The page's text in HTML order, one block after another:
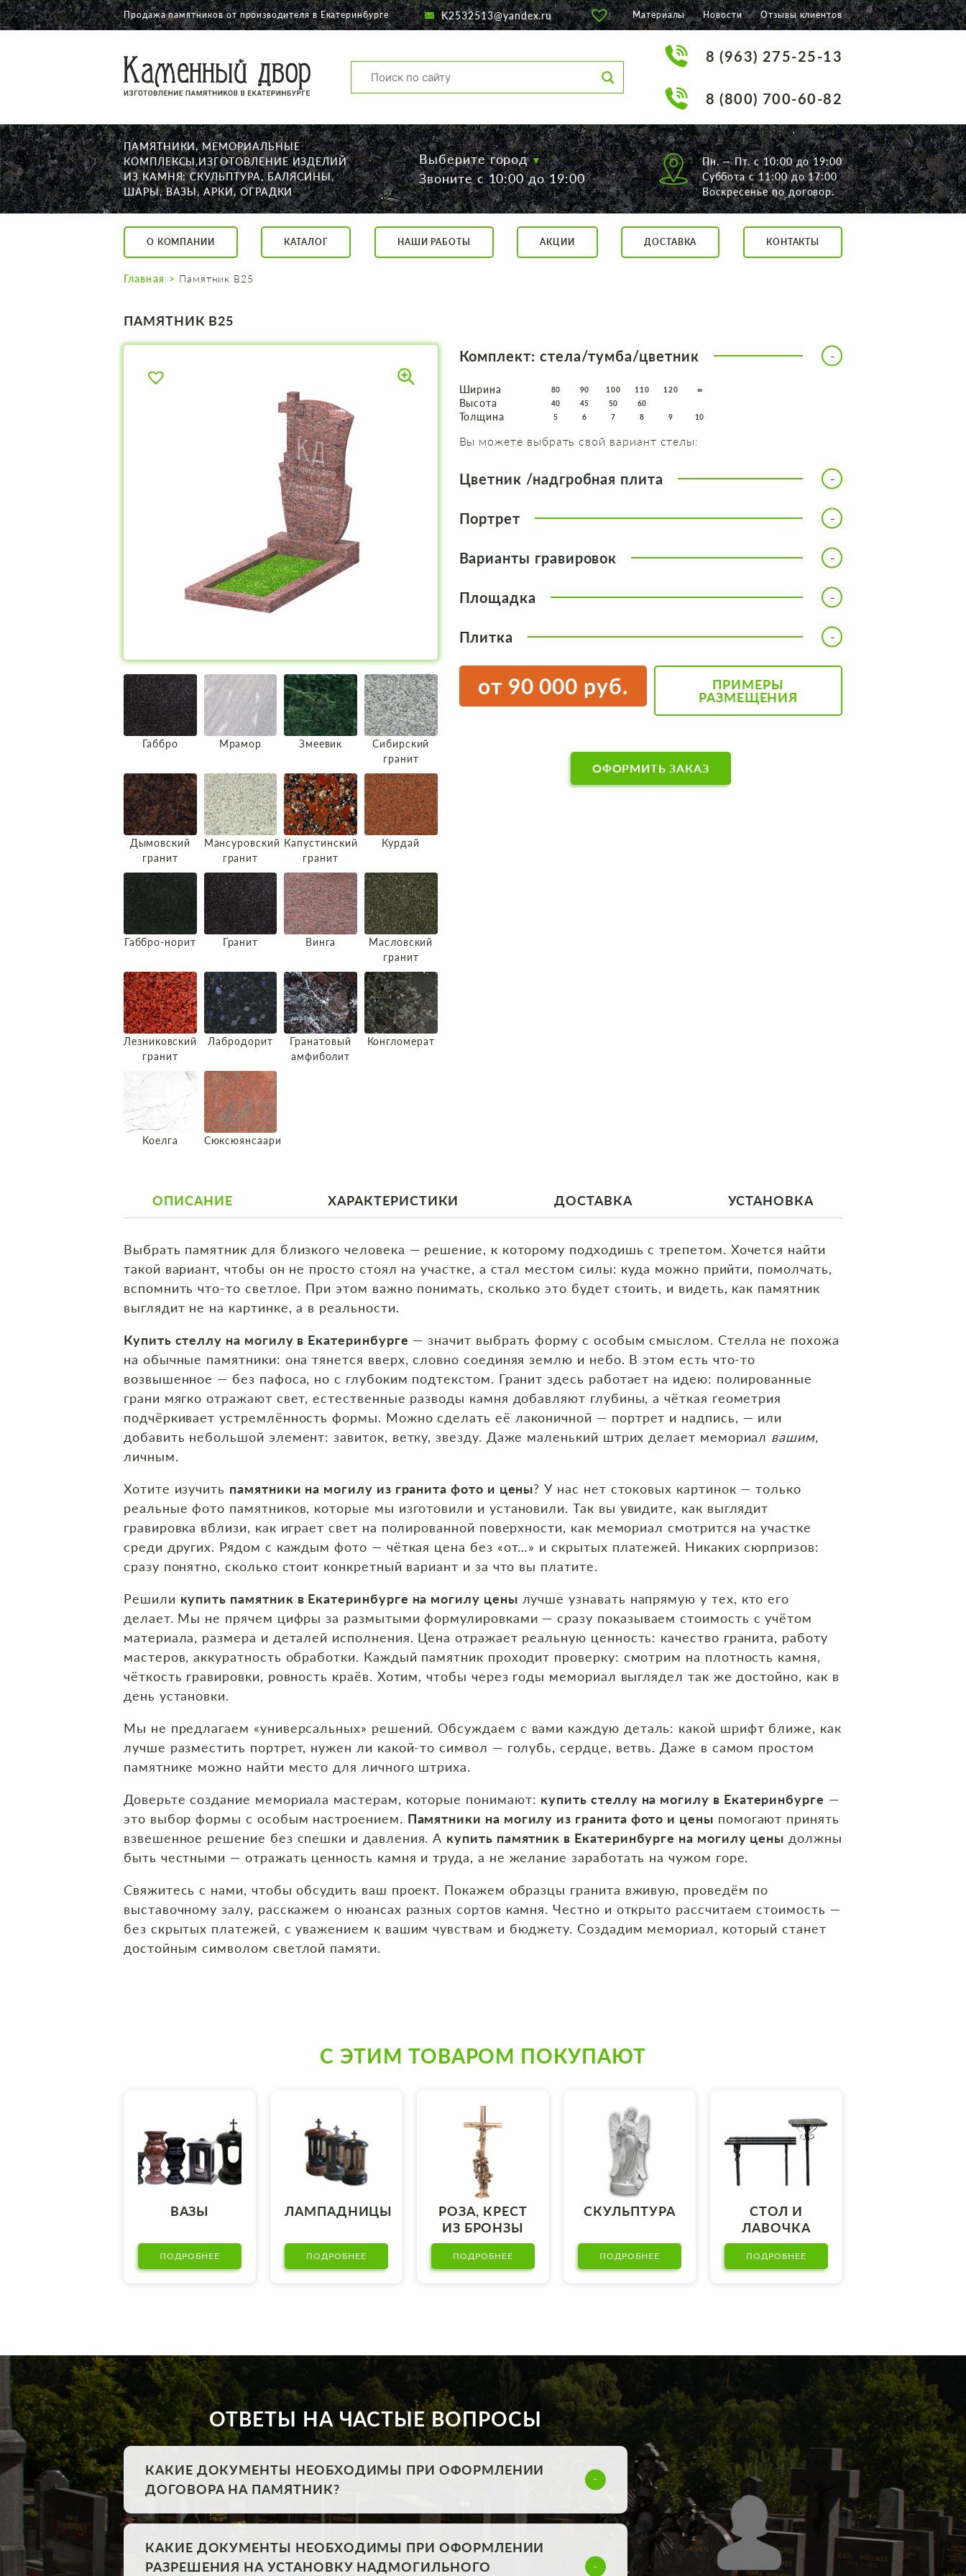
О КОМПАНИИ
КАТАЛОГ
НАШИ РАБОТЫ
АКЦИИ
ДОСТАВКА
КОНТАКТЫ
K2532513@yandex.ru
Екатеринбург, Щорса, 56
Суббота с 11:00 до 17:00
Продажа памятников от производителя в Екатеринбурге K2532513@yandex.ru Материалы Новости Отзывы клиентов
8 (963) 275-25-13
8 (800) 700-60-82
ПАМЯТНИКИ, МЕМОРИАЛЬНЫЕ
КОМПЛЕКСЫ,ИЗГОТОВЛЕНИЕ ИЗДЕЛИЙ
ИЗ КАМНЯ: СКУЛЬПТУРА, БАЛЯСИНЫ,
ШАРЫ, ВАЗЫ, АРКИ, ОГРАДКИ
Выберите город
Звоните с 10:00 до 19:00
Пн. — Пт. с 10:00 до 19:00
Суббота с 11:00 до 17:00
Воскресенье по договор.
О КОМПАНИИ КАТАЛОГ НАШИ РАБОТЫ АКЦИИ ДОСТАВКА КОНТАКТЫ
Главная Памятник В25
ПАМЯТНИК В25
Габбро Мрамор Змеевик
Сибирский
гранит
Дымовский
гранит
Мансуровский
гранит
Капустинский
гранит
Курдай
Габбро-норит Гранит Винга
Масловский
гранит
Лезниковский
гранит
Лабродорит
Гранатовый
амфиболит
Конгломерат
Коелга Сюксюянсаари
Комплект: стела/тумба/цветник
Ширина 80 90 100 110 120 ∞
Высота 40 45 50 60
Толщина 5 6 7 8 9 10
Вы можете выбрать свой вариант стелы:
Цветник /надгробная плита
Портрет
Варианты гравировок
Площадка
Плитка
от 90 000 руб.
ПРИМЕРЫ
РАЗМЕЩЕНИЯ
ОФОРМИТЬ ЗАКАЗ
ОПИСАНИЕ ХАРАКТЕРИСТИКИ ДОСТАВКА УСТАНОВКА
Выбрать памятник для близкого человека — решение, к которому подходишь с трепетом. Хочется найти
такой вариант, чтобы он не просто стоял на участке, а стал местом силы: куда можно прийти, помолчать,
вспомнить что‑то светлое. При этом важно понимать, сколько это будет стоить, и видеть, как памятник
выглядит не на картинке, а в реальности.
Купить стеллу на могилу в Екатеринбурге — значит выбрать форму с особым смыслом. Стелла не похожа
на обычные памятники: она тянется вверх, словно соединяя землю и небо. В этом есть что‑то
возвышенное — без пафоса, но с глубоким подтекстом. Гранит здесь работает на идею: полированные
грани мягко отражают свет, естественные разводы камня добавляют глубины, а чёткая геометрия
подчёркивает устремлённость формы. Можно сделать её лаконичной — портрет и надпись, — или
добавить небольшой элемент: завиток, ветку, звезду. Даже маленький штрих делает мемориал вашим,
личным.
Хотите изучить памятники на могилу из гранита фото и цены? У нас нет стоковых картинок — только
реальные фото памятников, которые мы изготовили и установили. Так вы увидите, как выглядит
гравировка вблизи, как играет свет на полированной поверхности, как мемориал смотрится на участке
среди других. Рядом с каждым фото — чёткая цена без «от…» и скрытых платежей. Никаких сюрпризов:
сразу понятно, сколько стоит конкретный вариант и за что вы платите.
Решили купить памятник в Екатеринбурге на могилу цены лучше узнавать напрямую у тех, кто его
делает. Мы не прячем цифры за размытыми формулировками — сразу показываем стоимость с учётом
материала, размера и деталей исполнения. Цена отражает реальную ценность: качество гранита, работу
мастеров, аккуратность обработки. Каждый памятник проходит проверку: смотрим на плотность камня,
чёткость гравировки, ровность краёв. Хотим, чтобы через годы мемориал выглядел так же достойно, как в
день установки.
Мы не предлагаем «универсальных» решений. Обсуждаем с вами каждую деталь: какой шрифт ближе, как
лучше разместить портрет, нужен ли какой‑то символ — голубь, сердце, ветвь. Даже в самом простом
памятнике можно найти место для личного штриха.
Доверьте создание мемориала мастерам, которые понимают: купить стеллу на могилу в Екатеринбурге —
это выбор формы с особым настроением. Памятники на могилу из гранита фото и цены помогают принять
взвешенное решение без спешки и давления. А купить памятник в Екатеринбурге на могилу цены должны
быть честными — отражать ценность камня и труда, а не желание заработать на чужом горе.
Свяжитесь с нами, чтобы обсудить ваш проект. Покажем образцы гранита вживую, проведём по
выставочному залу, расскажем о нюансах разных сортов камня. Честно и открыто рассчитаем стоимость —
без скрытых платежей, с уважением к вашим чувствам и бюджету. Создадим мемориал, который станет
достойным символом светлой памяти.
С ЭТИМ ТОВАРОМ ПОКУПАЮТ
ВАЗЫ
ПОДРОБНЕЕ
ЛАМПАДНИЦЫ
ПОДРОБНЕЕ
РОЗА, КРЕСТ
ИЗ БРОНЗЫ
ПОДРОБНЕЕ
СКУЛЬПТУРА
ПОДРОБНЕЕ
СТОЛ И
ЛАВОЧКА
ПОДРОБНЕЕ
ОТВЕТЫ НА ЧАСТЫЕ ВОПРОСЫ
КАКИЕ ДОКУМЕНТЫ НЕОБХОДИМЫ ПРИ ОФОРМЛЕНИИ
ДОГОВОРА НА ПАМЯТНИК?
КАКИЕ ДОКУМЕНТЫ НЕОБХОДИМЫ ПРИ ОФОРМЛЕНИИ
РАЗРЕШЕНИЯ НА УСТАНОВКУ НАДМОГИЛЬНОГО